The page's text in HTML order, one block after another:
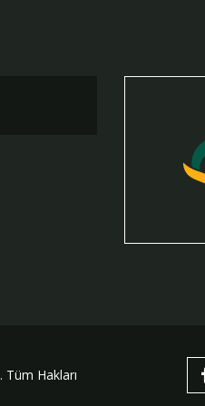
. Tüm Hakları